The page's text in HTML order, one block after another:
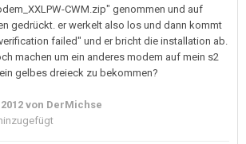
CWM.zip" genommen und auf
gedrückt. er werkelt also los und dann kommt
failed" und er bricht die installation ab.
machen um ein anderes modem auf mein s2
gelbes dreieck zu bekommen?
von DerMichse